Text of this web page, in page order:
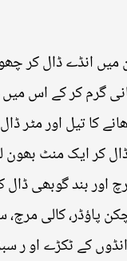
انڈے ڈال کر
گرم کر کے اس
کا تیل اور مٹر
کر ایک منٹ بھون
اور بند گوبھی
پاؤڈر، کالی
کے ٹکڑے او ر